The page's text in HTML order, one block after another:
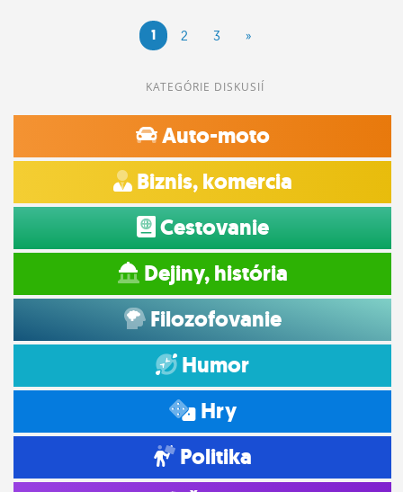
1 2 3 »
KATEGÓRIE DISKUSIÍ
Auto-moto
Biznis, komercia
Cestovanie
Dejiny, história
Filozofovanie
Humor
Hry
Politika